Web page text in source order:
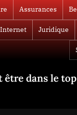
Assurances
Internet Juridique
dans le top